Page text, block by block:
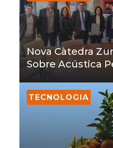
Nova Càtedra
Sobre Acústica
TECNOLOGIA